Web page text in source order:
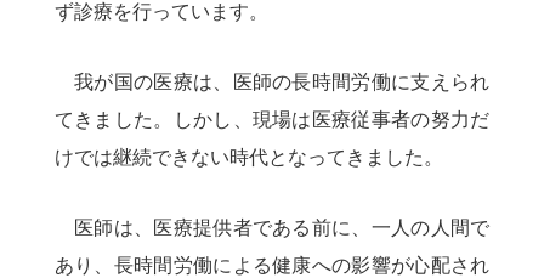
ず診療を行っています。
我が国の医療は、医師の長時間労働に支えられ
てきました。しかし、現場は医療従事者の努力だ
けでは継続できない時代となってきました。
医師は、医療提供者である前に、一人の人間で
あり、長時間労働による健康への影響が心配され